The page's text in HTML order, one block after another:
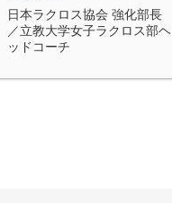
日本ラクロス協会 強化部長
／立教大学女子ラクロス部ヘ
ッドコーチ